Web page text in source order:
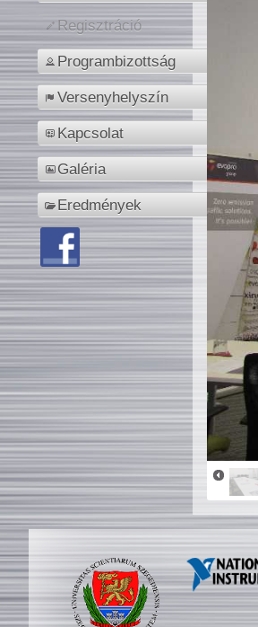
Regisztráció
Programbizottság
Versenyhelyszín
Kapcsolat
Galéria
Eredmények